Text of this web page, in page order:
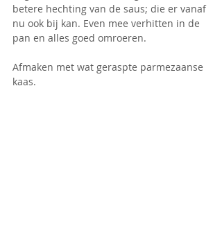
betere hechting van de saus; die er vanaf
nu ook bij kan. Even mee verhitten in de
pan en alles goed omroeren.
Afmaken met wat geraspte parmezaanse
kaas.